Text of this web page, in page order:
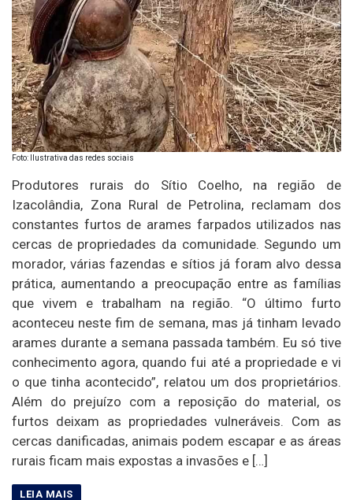
Foto: Ilustrativa das redes sociais
Produtores rurais do Sítio Coelho, na região de
Izacolândia, Zona Rural de Petrolina, reclamam dos
constantes furtos de arames farpados utilizados nas
cercas de propriedades da comunidade. Segundo um
morador, várias fazendas e sítios já foram alvo dessa
prática, aumentando a preocupação entre as famílias
que vivem e trabalham na região. “O último furto
aconteceu neste fim de semana, mas já tinham levado
arames durante a semana passada também. Eu só tive
conhecimento agora, quando fui até a propriedade e vi
o que tinha acontecido”, relatou um dos proprietários.
Além do prejuízo com a reposição do material, os
furtos deixam as propriedades vulneráveis. Com as
cercas danificadas, animais podem escapar e as áreas
rurais ficam mais expostas a invasões e […]